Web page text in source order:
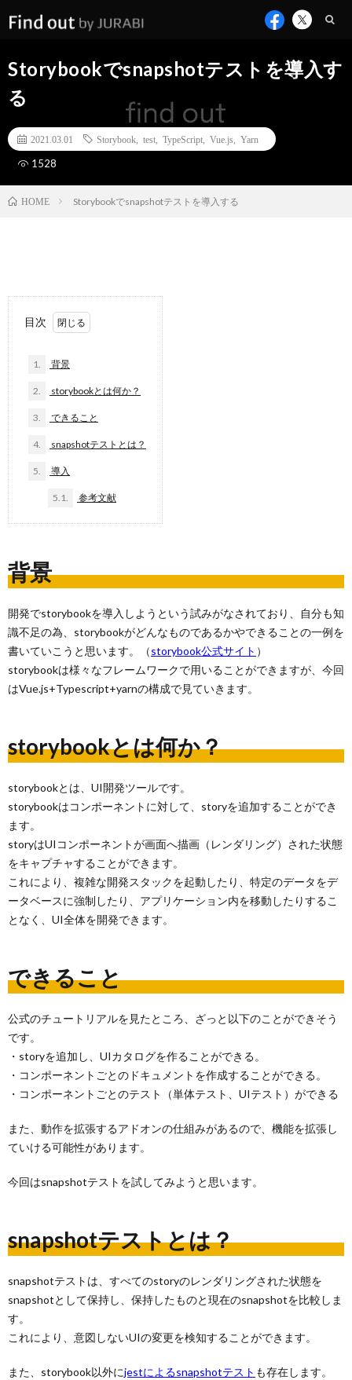
Storybookでsnapshotテストを導入す
る
2021.03.01 Storybook test TypeScript Vue.js Yarn
1528
HOME Storybookでsnapshotテストを導入する
目次
1. 背景
2. storybookとは何か？
3. できること
4. snapshotテストとは？
5. 導入
5.1. 参考文献
背景
開発でstorybookを導入しようという試みがなされており、自分も知
識不足の為、storybookがどんなものであるかやできることの一例を
書いていこうと思います。（storybook公式サイト ）
storybookは様々なフレームワークで用いることができますが、今回
はVue.js+Typescript+yarnの構成で見ていきます。
storybookとは何か？
storybookとは、UI開発ツールです。
storybookはコンポーネントに対して、storyを追加することができ
ます。
storyはUIコンポーネントが画面へ描画（レンダリング）された状態
をキャプチャすることができます。
これにより、複雑な開発スタックを起動したり、特定のデータをデ
ータベースに強制したり、アプリケーション内を移動したりするこ
となく、UI全体を開発できます。
できること
公式のチュートリアルを見たところ、ざっと以下のことができそう
です。
・storyを追加し、UIカタログを作ることができる。
・コンポーネントごとのドキュメントを作成することができる。
・コンポーネントごとのテスト（単体テスト、UIテスト）ができる
また、動作を拡張するアドオンの仕組みがあるので、機能を拡張し
ていける可能性があります。
今回はsnapshotテストを試してみようと思います。
snapshotテストとは？
snapshotテストは、すべてのstoryのレンダリングされた状態を
snapshotとして保持し、保持したものと現在のsnapshotを比較しま
す。
これにより、意図しないUIの変更を検知することができます。
また、storybook以外にjestによるsnapshotテスト も存在します。